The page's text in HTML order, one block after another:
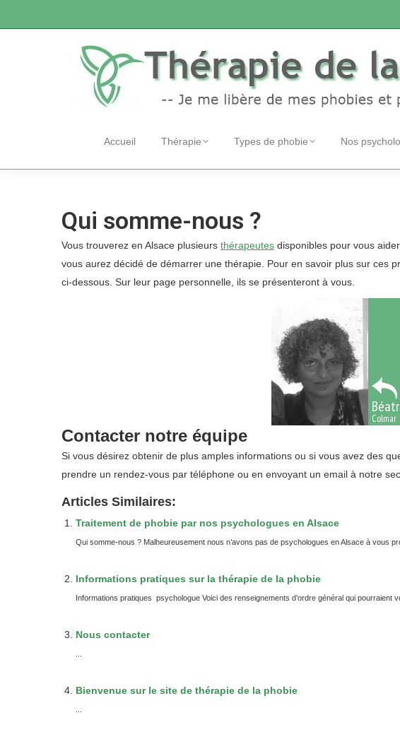
Accueil Thérapie Types de phobie Nos
Qui somme-nous ?
Vous trouverez en Alsace plusieurs thérapeutes disponibles pour vous
vous aurez décidé de démarrer une thérapie. Pour en savoir plus sur ces
ci-dessous. Sur leur page personnelle, ils se présenteront à vous.
Colmar
Contacter notre équipe
Si vous désirez obtenir de plus amples informations ou si vous avez des
prendre un rendez-vous par téléphone ou en envoyant un email à notre
Articles Similaires:
Traitement de phobie par nos psychologues en Alsace
Qui somme-nous ? Malheureusement nous n’avons pas de psychologues en Alsace à vous
Informations pratiques sur la thérapie de la phobie
Informations pratiques psychologue Voici des renseignements d’ordre général qui pourraient
Nous contacter
Bienvenue sur le site de thérapie de la phobie